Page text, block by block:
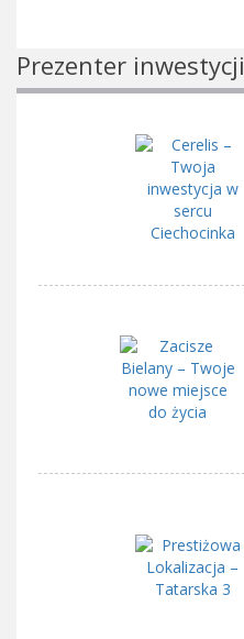
Prezenter inwestycji